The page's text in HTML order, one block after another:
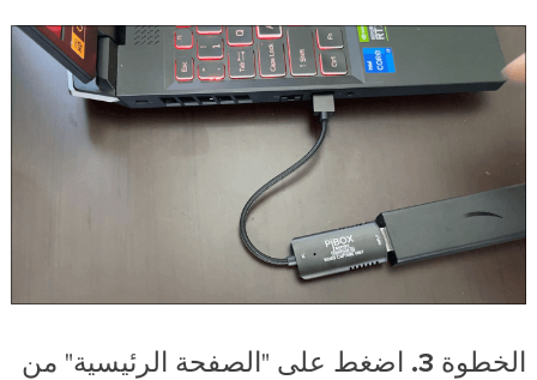
الخطوة 3.
اضغط على "الصفحة الرئيسية" من